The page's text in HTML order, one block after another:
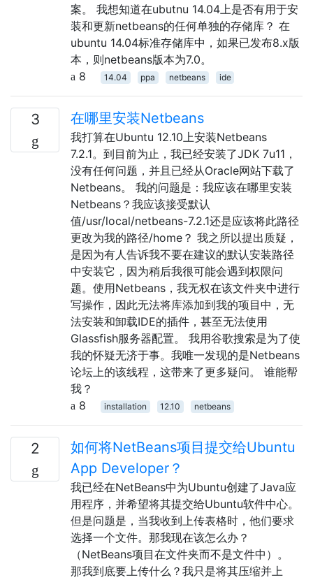
案。 我想知道在ubutnu 14.04上是否有用于安
装和更新netbeans的任何单独的存储库？ 在
ubuntu 14.04标准存储库中，如果已发布8.x版
本，则netbeans版本为7.0。
8
14.04 ppa netbeans ide
3 在哪里安装Netbeans
我打算在Ubuntu 12.10上安装Netbeans
7.2.1。到目前为止，我已经安装了JDK 7u11，
没有任何问题，并且已经从Oracle网站下载了
Netbeans。 我的问题是：我应该在哪里安装
Netbeans？我应该接受默认
值/usr/local/netbeans-7.2.1还是应该将此路径
更改为我的路径/home？ 我之所以提出质疑，
是因为有人告诉我不要在建议的默认安装路径
中安装它，因为稍后我很可能会遇到权限问
题。使用Netbeans，我无权在该文件夹中进行
写操作，因此无法将库添加到我的项目中，无
法安装和卸载IDE的插件，甚至无法使用
Glassfish服务器配置。 我用谷歌搜索是为了使
我的怀疑无济于事。我唯一发现的是Netbeans
论坛上的该线程，这带来了更多疑问。 谁能帮
我？
8
installation 12.10 netbeans
2
如何将NetBeans项目提交给Ubuntu
App Developer？
我已经在NetBeans中为Ubuntu创建了Java应
用程序，并希望将其提交给Ubuntu软件中心。
但是问题是，当我收到上传表格时，他们要求
选择一个文件。那我现在该怎么办？
（NetBeans项目在文件夹而不是文件中）。
那我到底要上传什么？我只是将其压缩并上